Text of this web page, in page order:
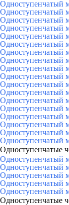
Одноступенчатый
Одноступенчатый
Одноступенчатый
Одноступенчатый
Одноступенчатый
Одноступенчатый
Одноступенчатый
Одноступенчатый
Одноступенчатый
Одноступенчатый
Одноступенчатый
Одноступенчатый
Одноступенчатый
Одноступенчатый
Одноступенчатый
Одноступенчатый
Одноступенчатый
Одноступенчатый
Одноступенчатые
Одноступенчатый
Одноступенчатый
Одноступенчатый
Одноступенчатый
Одноступенчатый
Одноступенчатые